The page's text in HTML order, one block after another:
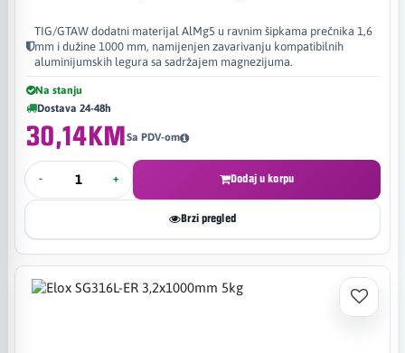
TIG/GTAW dodatni materijal AlMg5 u ravnim šipkama prečnika 1,6
mm i dužine 1000 mm, namijenjen zavarivanju kompatibilnih
aluminijumskih legura sa sadržajem magnezijuma.
Na stanju
Dostava 24-48h
30,14KMSa PDV-om
- + Dodaj u korpu
Brzi pregled